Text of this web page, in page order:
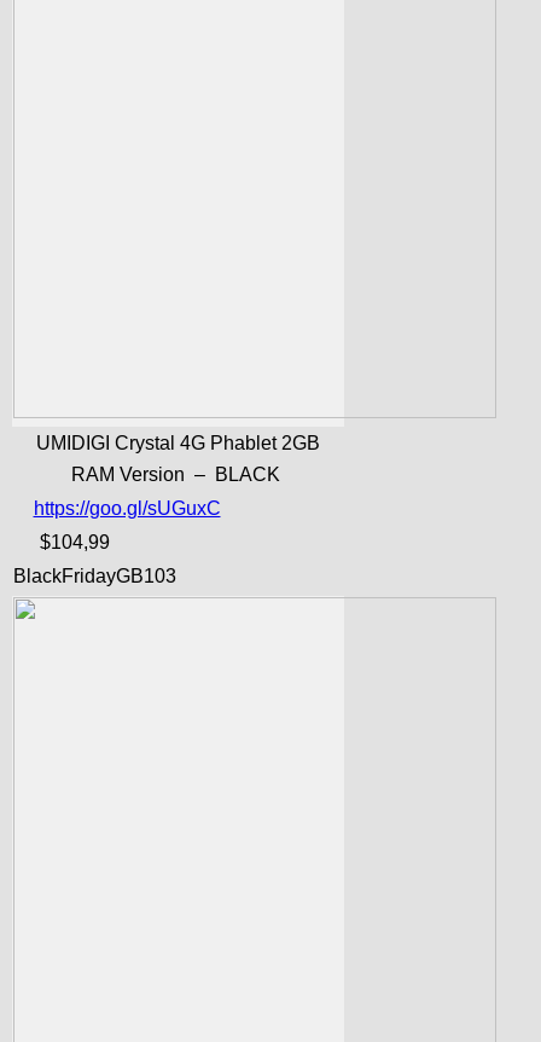
UMIDIGI Crystal 4G Phablet 2GB
RAM Version – BLACK
https://goo.gl/sUGuxC
$104,99
BlackFridayGB103